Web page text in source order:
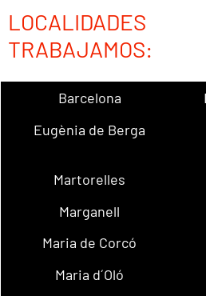
TRABAJAMOS:
Barcelona
Eugènia de Berga
Martorelles
Marganell
Maria de Corcó
Maria d´Oló